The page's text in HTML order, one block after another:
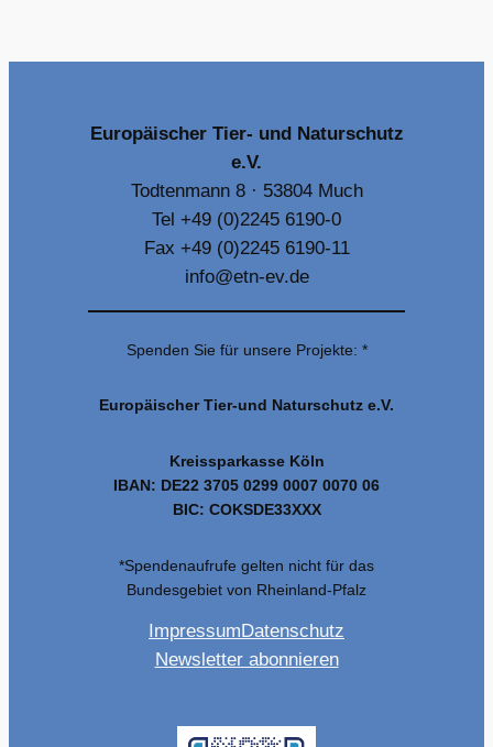
Europäischer Tier- und Naturschutz
e.V.
Todtenmann 8 · 53804 Much
Tel +49 (0)2245 6190-0
Fax +49 (0)2245 6190-11
info@etn-ev.de
Spenden Sie für unsere Projekte: *
Europäischer Tier-und Naturschutz e.V.
Kreissparkasse Köln
IBAN: DE22 3705 0299 0007 0070 06
BIC: COKSDE33XXX
*Spendenaufrufe gelten nicht für das
Bundesgebiet von Rheinland-Pfalz
Impressum Datenschutz
Newsletter abonnieren